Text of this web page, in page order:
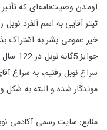
اومدن وصیت‌نامه‌ای که
تیتر آقایی به اسم آلفرد
خیر عمومی بشر به اشتراک
سراغ نوبل رفتیم، به سراغ
موندگار شده و البته به شکل
منابع: سایت رسمی آکادمی